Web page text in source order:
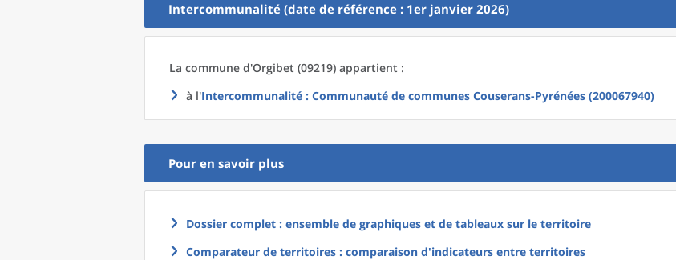
Intercommunalité (date de référence : 1er janvier 2026)
La commune d'Orgibet (09219) appartient :
à l'Intercommunalité : Communauté de communes Couserans-Pyrénées (200067940)
Pour en savoir plus
Dossier complet : ensemble de graphiques et de tableaux sur le territoire
Comparateur de territoires : comparaison d'indicateurs entre territoires